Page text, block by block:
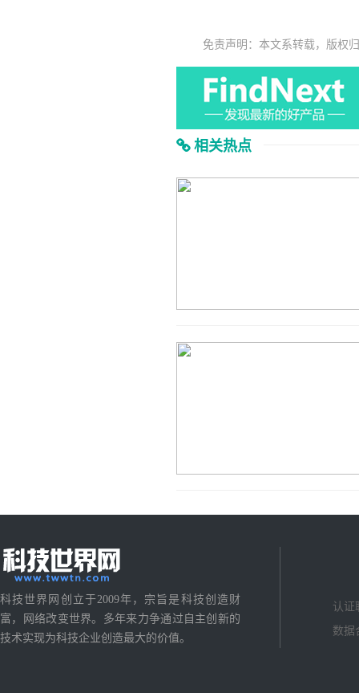
免责声明：本文系转载，版权
相关热点
科技世界网创立于2009年，宗旨是科技创造财
富，网络改变世界。多年来力争通过自主创新的
技术实现为科技企业创造最大的价值。
认证
数据